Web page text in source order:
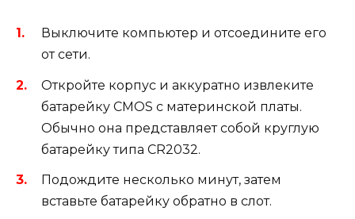
Выключите компьютер и отсоедините его
от сети.
Откройте корпус и аккуратно извлеките
батарейку CMOS с материнской платы.
Обычно она представляет собой круглую
батарейку типа CR2032.
Подождите несколько минут, затем
вставьте батарейку обратно в слот.